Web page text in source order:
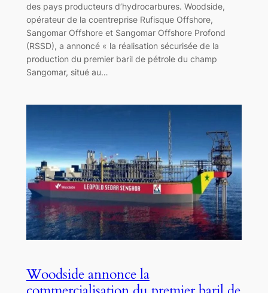
des pays producteurs d’hydrocarbures. Woodside,
opérateur de la coentreprise Rufisque Offshore,
Sangomar Offshore et Sangomar Offshore Profond
(RSSD), a annoncé « la réalisation sécurisée de la
production du premier baril de pétrole du champ
Sangomar, situé au…
Woodside annonce la